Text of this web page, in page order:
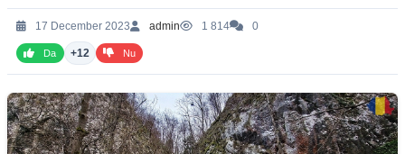
17 December 2023 admin 1 814 0
Da +12 Nu